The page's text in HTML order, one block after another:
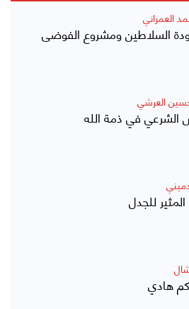
العمراني
السلاطين ومشروع الفوضى
العرشي
الشرعي في ذمة الله
للجدل
هادي